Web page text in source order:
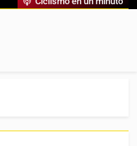
Entrevistas, Análisis,
Ciclista De Referencia.